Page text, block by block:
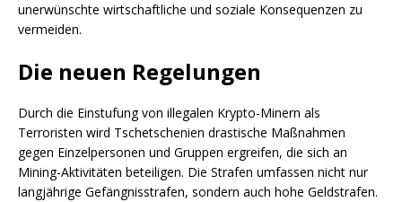
unerwünschte wirtschaftliche und soziale Konsequenzen zu
vermeiden.
Die neuen Regelungen
Durch die Einstufung von illegalen Krypto-Minern als
Terroristen wird Tschetschenien drastische Maßnahmen
gegen Einzelpersonen und Gruppen ergreifen, die sich an
Mining-Aktivitäten beteiligen. Die Strafen umfassen nicht nur
langjährige Gefängnisstrafen, sondern auch hohe Geldstrafen.